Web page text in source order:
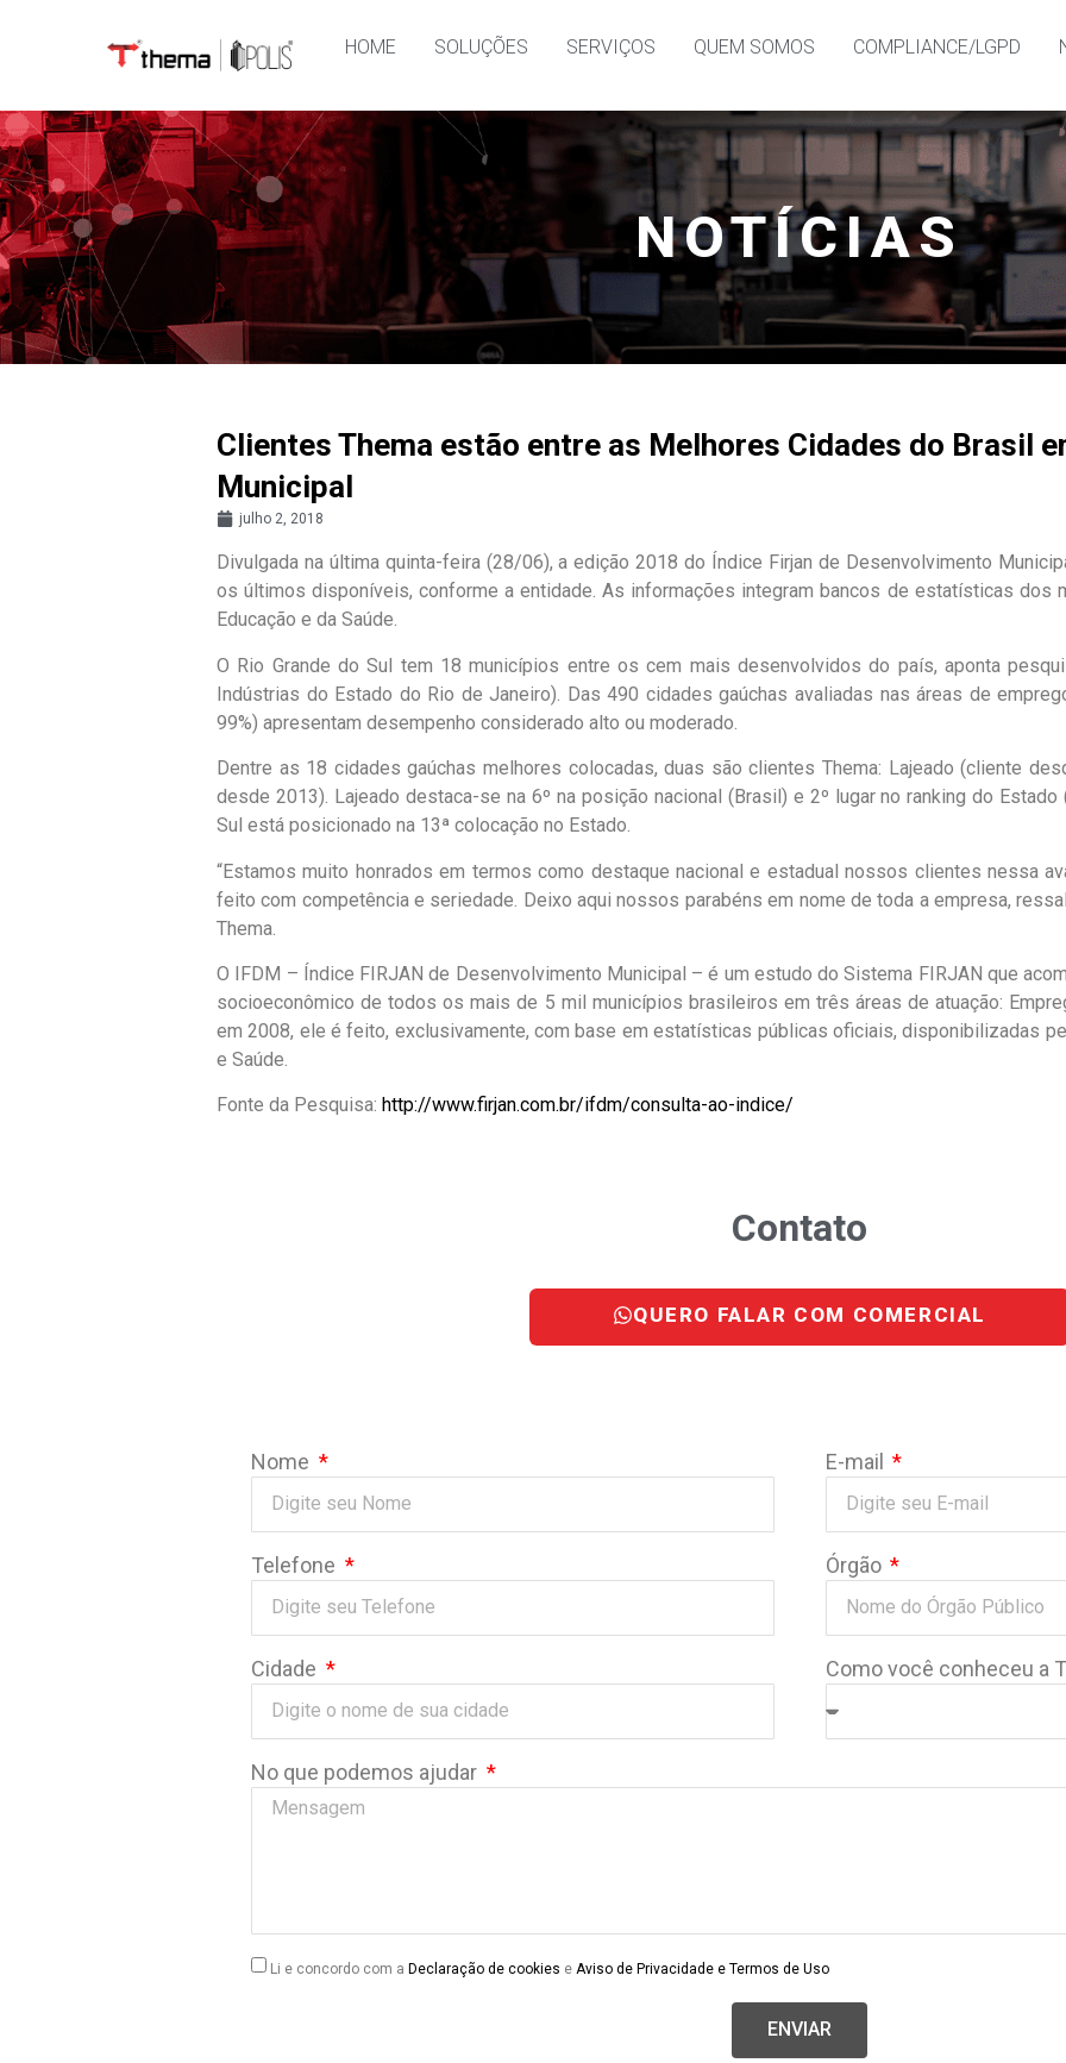
HOME SOLUÇÕES SERVIÇOS QUEM SOMOS COMPLIANCE/LGPD
NOTÍCIAS
Clientes Thema estão entre as Melhores Cidades do Brasil
Municipal
julho 2, 2018
Divulgada na última quinta-feira (28/06), a edição 2018 do Índice Firjan de Desenvolvimento
os últimos disponíveis, conforme a entidade. As informações integram bancos de estatísticas dos
Educação e da Saúde.
O Rio Grande do Sul tem 18 municípios entre os cem mais desenvolvidos do país, aponta
Indústrias do Estado do Rio de Janeiro). Das 490 cidades gaúchas avaliadas nas áreas de
99%) apresentam desempenho considerado alto ou moderado.
Dentre as 18 cidades gaúchas melhores colocadas, duas são clientes Thema: Lajeado (cliente
desde 2013). Lajeado destaca-se na 6º na posição nacional (Brasil) e 2º lugar no ranking do
Sul está posicionado na 13ª colocação no Estado.
“Estamos muito honrados em termos como destaque nacional e estadual nossos clientes nessa
feito com competência e seriedade. Deixo aqui nossos parabéns em nome de toda a empresa,
Thema.
O IFDM – Índice FIRJAN de Desenvolvimento Municipal – é um estudo do Sistema FIRJAN que
socioeconômico de todos os mais de 5 mil municípios brasileiros em três áreas de atuação:
em 2008, ele é feito, exclusivamente, com base em estatísticas públicas oficiais, disponibilizadas
e Saúde.
Fonte da Pesquisa: http://www.firjan.com.br/ifdm/consulta-ao-indice/
Contato
QUERO FALAR COM COMERCIAL
Nome E-mail
Telefone Órgão
Cidade Como você conheceu a
No que podemos ajudar
Li e concordo com a Declaração de cookies e Aviso de Privacidade e Termos de Uso
ENVIAR